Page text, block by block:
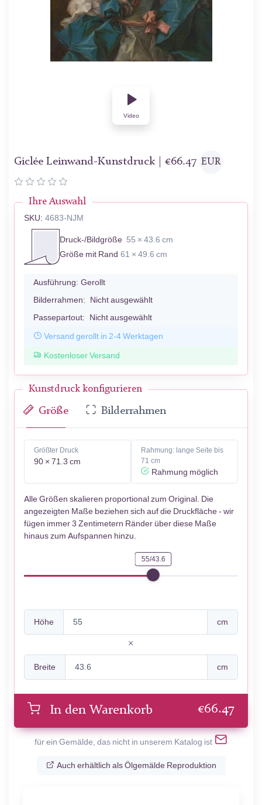
Video
Giclée Leinwand-Kunstdruck | €66.47 EUR
Ihre Auswahl
SKU: 4683-NJM
Druck-/Bildgröße 55 × 43.6 cm
Größe mit Rand 61 × 49.6 cm
Ausführung: Gerollt
Bilderrahmen: Nicht ausgewählt
Passepartout: Nicht ausgewählt
Versand gerollt in 2-4 Werktagen
Kostenloser Versand
Kunstdruck konfigurieren
Größe Bilderrahmen
Größter Druck
90 × 71.3 cm
Rahmung: lange Seite bis
71 cm
Rahmung möglich
Alle Größen skalieren proportional zum Original. Die
angezeigten Maße beziehen sich auf die Druckfläche - wir
fügen immer 3 Zentimetern Ränder über diese Maße
hinaus zum Aufspannen hinzu.
55/43.6
Höhe cm
Breite cm
In den Warenkorb €66.47
für ein Gemälde, das nicht in unserem Katalog ist
Auch erhältlich als Ölgemälde Reproduktion